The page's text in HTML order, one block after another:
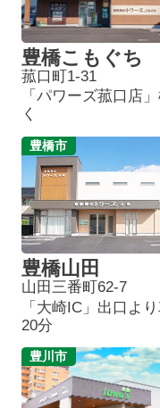
豊橋こもぐち
菰口町1-31
「パワーズ菰口店
く
豊橋市
豊橋山田
山田三番町62-7
「大崎IC」出口よ
20分
豊川市